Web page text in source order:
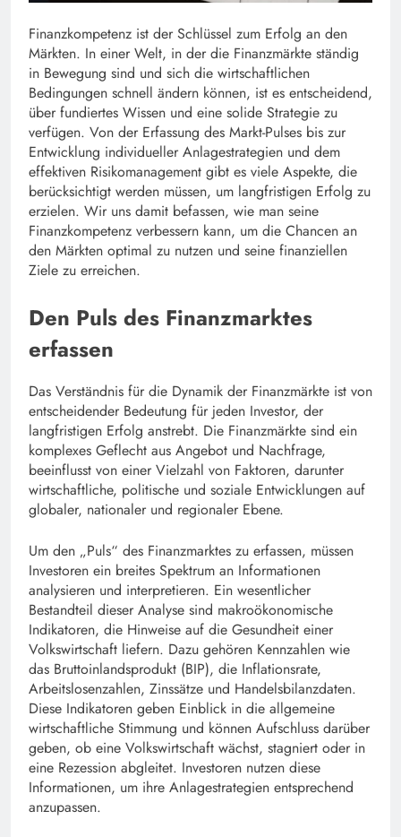
Finanzkompetenz ist der Schlüssel zum Erfolg an den
Märkten. In einer Welt, in der die Finanzmärkte ständig
in Bewegung sind und sich die wirtschaftlichen
Bedingungen schnell ändern können, ist es entscheidend,
über fundiertes Wissen und eine solide Strategie zu
verfügen. Von der Erfassung des Markt-Pulses bis zur
Entwicklung individueller Anlagestrategien und dem
effektiven Risikomanagement gibt es viele Aspekte, die
berücksichtigt werden müssen, um langfristigen Erfolg zu
erzielen. Wir uns damit befassen, wie man seine
Finanzkompetenz verbessern kann, um die Chancen an
den Märkten optimal zu nutzen und seine finanziellen
Ziele zu erreichen.
Den Puls des Finanzmarktes
erfassen
Das Verständnis für die Dynamik der Finanzmärkte ist von
entscheidender Bedeutung für jeden Investor, der
langfristigen Erfolg anstrebt. Die Finanzmärkte sind ein
komplexes Geflecht aus Angebot und Nachfrage,
beeinflusst von einer Vielzahl von Faktoren, darunter
wirtschaftliche, politische und soziale Entwicklungen auf
globaler, nationaler und regionaler Ebene.
Um den „Puls“ des Finanzmarktes zu erfassen, müssen
Investoren ein breites Spektrum an Informationen
analysieren und interpretieren. Ein wesentlicher
Bestandteil dieser Analyse sind makroökonomische
Indikatoren, die Hinweise auf die Gesundheit einer
Volkswirtschaft liefern. Dazu gehören Kennzahlen wie
das Bruttoinlandsprodukt (BIP), die Inflationsrate,
Arbeitslosenzahlen, Zinssätze und Handelsbilanzdaten.
Diese Indikatoren geben Einblick in die allgemeine
wirtschaftliche Stimmung und können Aufschluss darüber
geben, ob eine Volkswirtschaft wächst, stagniert oder in
eine Rezession abgleitet. Investoren nutzen diese
Informationen, um ihre Anlagestrategien entsprechend
anzupassen.